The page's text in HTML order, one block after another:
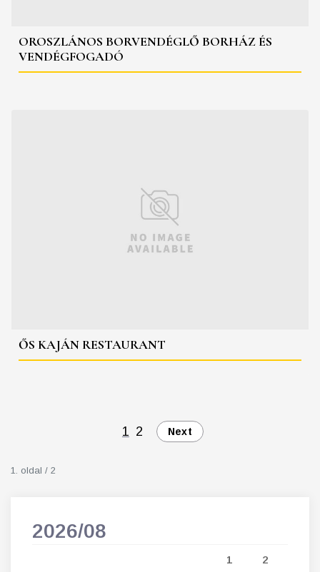
OROSZLÁNOS BORVENDÉGLŐ BORHÁZ ÉS
VENDÉGFOGADÓ
ŐS KAJÁN RESTAURANT
1 2 Next
1. oldal / 2
2026/08
1 2